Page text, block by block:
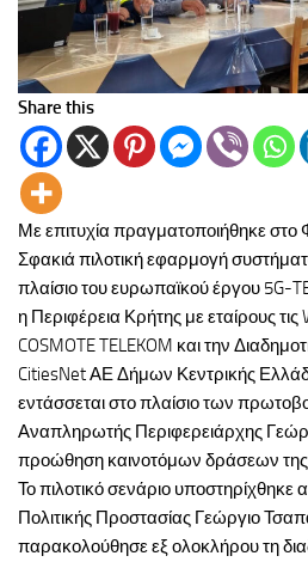
Share this
Με επιτυχία πραγματοποιήθηκε
Σφακιά πιλοτική εφαρμογή
πλαίσιο του ευρωπαϊκού έργου 5G-
η Περιφέρεια Κρήτης με εταίρους τις
COSMOTE TELEKOM και την
CitiesNet ΑΕ Δήμων Κεντρικής
εντάσσεται στο πλαίσιο των
Αναπληρωτής Περιφερειάρχης
προώθηση καινοτόμων δράσεων της
Το πιλοτικό σενάριο υποστηρίχθηκε
Πολιτικής Προστασίας Γεώργιο
παρακολούθησε εξ ολοκλήρου τη